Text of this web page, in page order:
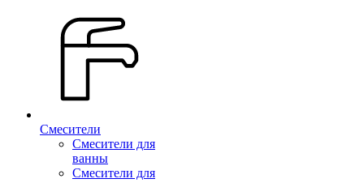
Смесители
Смесители для
ванны
Смесители для